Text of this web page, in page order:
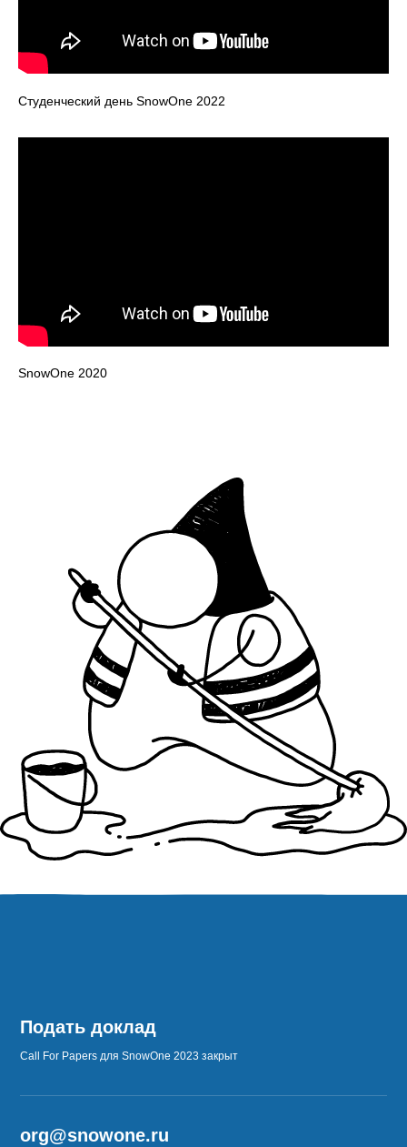
Студенческий день SnowOne 2022
SnowOne 2020
Подать доклад
Сall For Papers для SnowOne 2023 закрыт
org@snowone.ru